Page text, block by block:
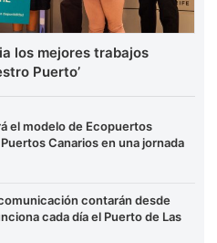
los mejores trabajos
Puerto’
el modelo de Ecopuertos
Canarios en una jornada
contarán desde
cada día el Puerto de Las